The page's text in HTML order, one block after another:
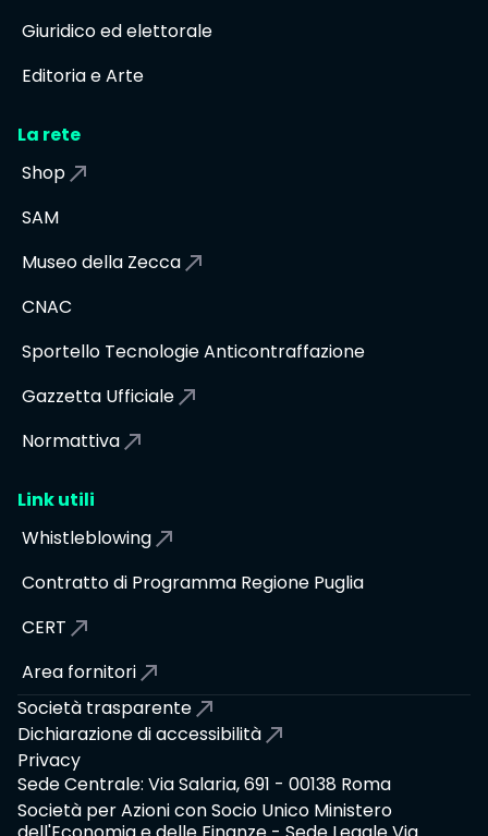
Giuridico ed elettorale
Editoria e Arte
La rete
Shop
SAM
Museo della Zecca
CNAC
Sportello Tecnologie Anticontraffazione
Gazzetta Ufficiale
Normattiva
Link utili
Whistleblowing
Contratto di Programma Regione Puglia
CERT
Area fornitori
Società trasparente
Dichiarazione di accessibilità
Privacy
Sede Centrale: Via Salaria, 691 - 00138 Roma
Società per Azioni con Socio Unico Ministero